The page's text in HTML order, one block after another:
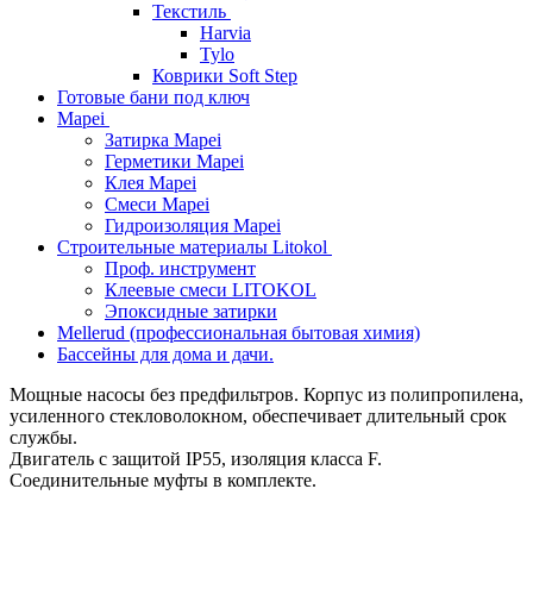
Текстиль
Harvia
Tylo
Коврики Soft Step
Готовые бани под ключ
Mapei
Затирка Mapei
Герметики Mapei
Клея Mapei
Смеси Mapei
Гидроизоляция Mapei
Строительные материалы Litokol
Проф. инструмент
Клеевые смеси LITOKOL
Эпоксидные затирки
Mellerud (профессиональная бытовая химия)
Бассейны для дома и дачи.
Мощные насосы без предфильтров. Корпус из полипропилена,
усиленного стекловолокном, обеспечивает длительный срок
службы.
Двигатель c защитой IP55, изоляция класса F.
Соединительные муфты в комплекте.